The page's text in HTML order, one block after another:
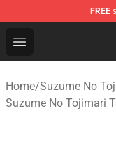
FREE
Open menu
Suzumeno
Home/Suzume No
Suzume No Tojimari